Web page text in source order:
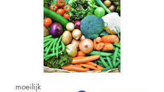
moeilijk